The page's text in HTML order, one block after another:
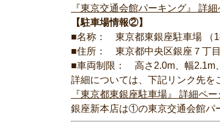
『東京交通会館パーキング』 詳
【駐車場情報②】
■名称： 東京都東銀座駐車場 （
■住所： 東京都中央区銀座７丁
■車両制限： 高さ2.0m、幅2.1m
詳細については、下記リンク先を
『東京都東銀座駐車場』 詳細ペ
銀座新本店は①の東京交通会館パ